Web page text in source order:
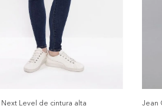
Level de cintura alta
Jean